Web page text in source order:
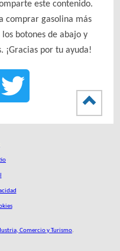
este contenido.
comprar gasolina más
botones de abajo y
¡Gracias por tu ayuda!
Comercio y Turismo.